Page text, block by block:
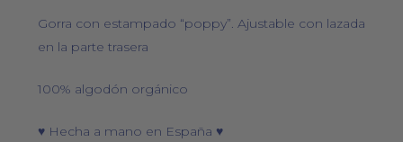
Gorra con estampado “poppy”. Ajustable con lazada
en la parte trasera
100% algodón orgánico
♥ Hecha a mano en España ♥